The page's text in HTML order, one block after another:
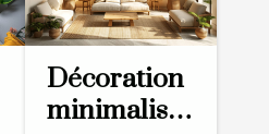
Décoration
minimaliste